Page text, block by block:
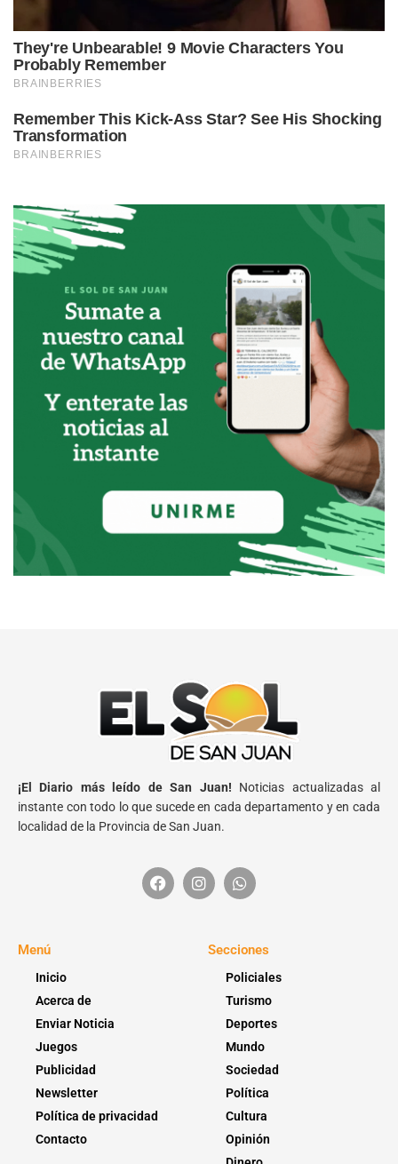
¡El Diario más leído de San Juan! Noticias actualizadas al
instante con todo lo que sucede en cada departamento y en cada
localidad de la Provincia de San Juan.
Menú
Inicio
Acerca de
Enviar Noticia
Juegos
Publicidad
Newsletter
Política de privacidad
Contacto
Secciones
Policiales
Turismo
Deportes
Mundo
Sociedad
Política
Cultura
Opinión